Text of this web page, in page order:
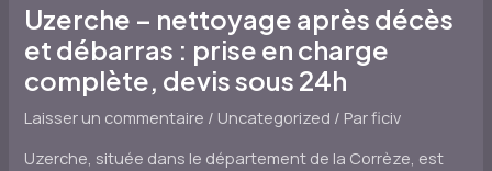
Uzerche – nettoyage après décès
et débarras : prise en charge
complète, devis sous 24h
Laisser un commentaire / Uncategorized / Parficiv
Uzerche, située dans le département de la Corrèze, est